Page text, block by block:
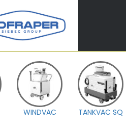
WINDVAC TANKVAC SQ